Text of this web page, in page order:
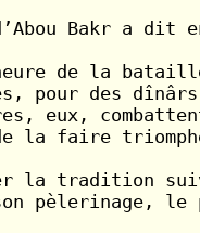
Bakr a dit
de la
pour des
eux,
la faire
la tradition
pèlerinage, le